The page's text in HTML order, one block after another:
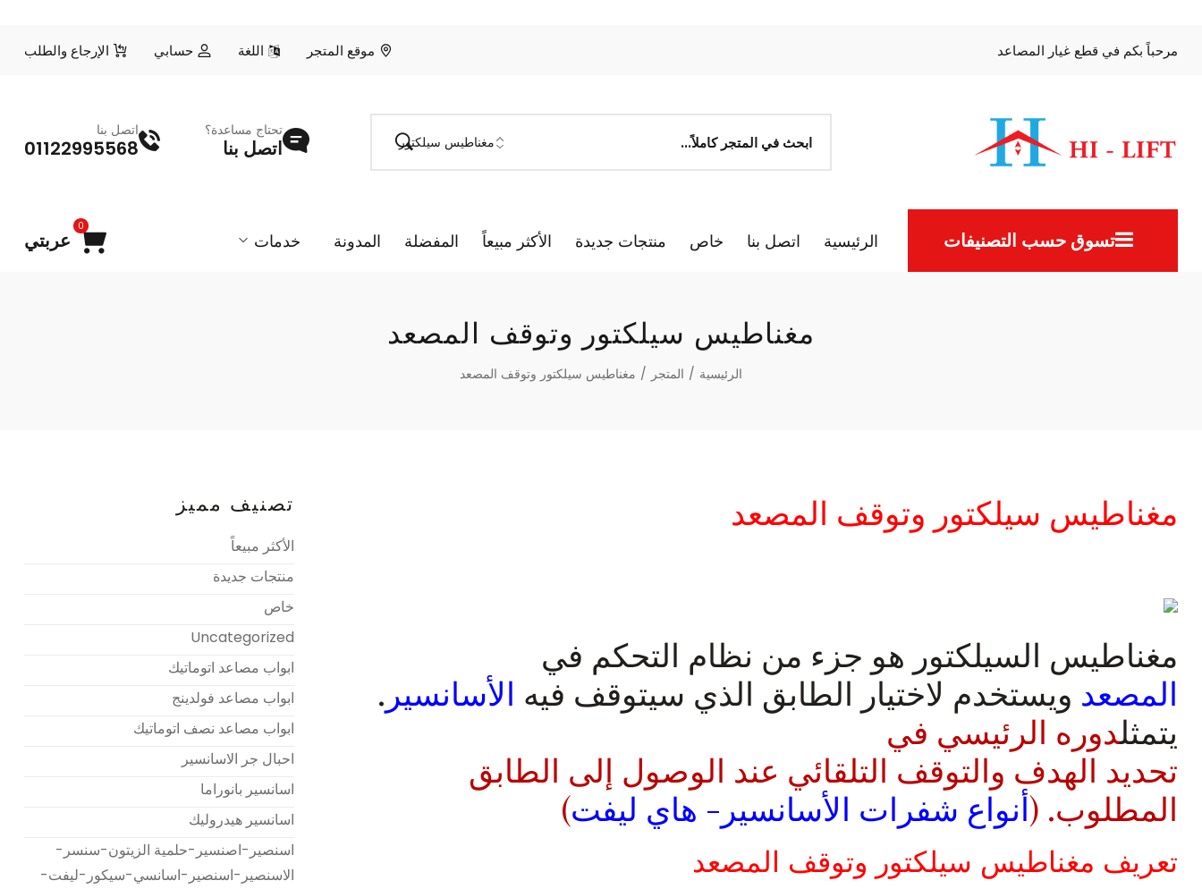
مرحباً بكم في قطع غيار المصاعد موقع المتجر اللغة حسابي الإرجاع والطلب
تحتاج مساعدة؟
اتصل بنا
اتصل بنا
01122995568
تسوق حسب التصنيفات الرئيسية اتصل بنا خاص منتجات جديدة الأكثر مبيعاً المفضلة المدونة خدمات
0
عربتي
مغناطيس سيلكتور وتوقف المصعد
الرئيسية / المتجر / مغناطيس سيلكتور وتوقف المصعد
تصنيف مميز
الأكثر مبيعاً
منتجات جديدة
خاص
Uncategorized
ابواب مصاعد اتوماتيك
ابواب مصاعد فولدينج
ابواب مصاعد نصف اتوماتيك
احبال جر الاسانسير
اسانسير بانوراما
اسانسير هيدروليك
اسنصير-اصنسير-حلمية الزيتون-سنسر-
الاسنصير-اسنصير-اسانسي-سيكور-ليفت-
مغناطيس سيلكتور وتوقف المصعد
مغناطيس السيلكتور هو جزء من نظام التحكم في
المصعد ويستخدم لاختيار الطابق الذي سيتوقف فيه الأسانسير .
يتمثلدوره الرئيسي في
تحديد الهدف والتوقف التلقائي عند الوصول إلى الطابق
المطلوب. (أنواع شفرات الأسانسير- هاي ليفت)
تعريف مغناطيس سيلكتور وتوقف المصعد